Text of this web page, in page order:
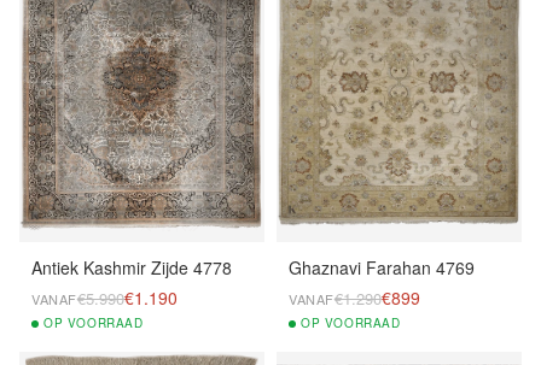
Antiek Kashmir Zijde 4778
VANAF€5.990€1.190
OP VOORRAAD
Ghaznavi Farahan 4769
VANAF€1.290€899
OP VOORRAAD